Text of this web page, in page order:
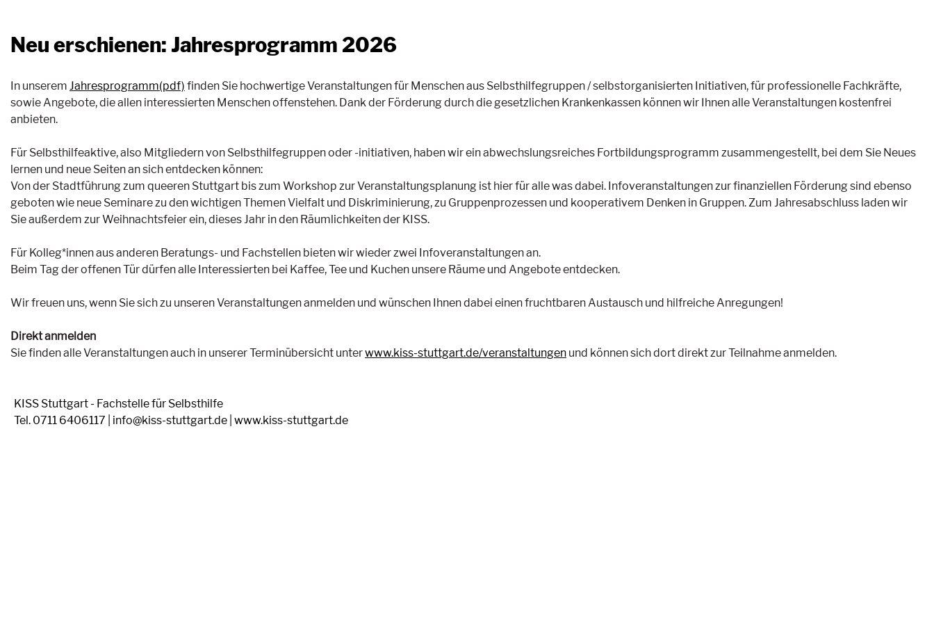
Neu erschienen: Jahresprogramm 2026
In unserem Jahresprogramm(pdf) finden Sie hochwertige Veranstaltungen für Menschen aus Selbsthilfegruppen / selbstorganisierten Initiativen, für professionelle Fachkräfte,
sowie Angebote, die allen interessierten Menschen offenstehen. Dank der Förderung durch die gesetzlichen Krankenkassen können wir Ihnen alle Veranstaltungen kostenfrei
anbieten.
Für Selbsthilfeaktive, also Mitgliedern von Selbsthilfegruppen oder -initiativen, haben wir ein abwechslungsreiches Fortbildungsprogramm zusammengestellt, bei dem Sie Neues
lernen und neue Seiten an sich entdecken können:
Von der Stadtführung zum queeren Stuttgart bis zum Workshop zur Veranstaltungsplanung ist hier für alle was dabei. Infoveranstaltungen zur finanziellen Förderung sind ebenso
geboten wie neue Seminare zu den wichtigen Themen Vielfalt und Diskriminierung, zu Gruppenprozessen und kooperativem Denken in Gruppen. Zum Jahresabschluss laden wir
Sie außerdem zur Weihnachtsfeier ein, dieses Jahr in den Räumlichkeiten der KISS.
Für Kolleg*innen aus anderen Beratungs- und Fachstellen bieten wir wieder zwei Infoveranstaltungen an.
Beim Tag der offenen Tür dürfen alle Interessierten bei Kaffee, Tee und Kuchen unsere Räume und Angebote entdecken.
Wir freuen uns, wenn Sie sich zu unseren Veranstaltungen anmelden und wünschen Ihnen dabei einen fruchtbaren Austausch und hilfreiche Anregungen!
Direkt anmelden
Sie finden alle Veranstaltungen auch in unserer Terminübersicht unterwww.kiss-stuttgart.de/veranstaltungen und können sich dort direkt zur Teilnahme anmelden.
KISS Stuttgart - Fachstelle für Selbsthilfe
Tel. 0711 6406117 | info@kiss-stuttgart.de | www.kiss-stuttgart.de